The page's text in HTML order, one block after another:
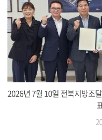
2026년 7월 10일 전북지방조